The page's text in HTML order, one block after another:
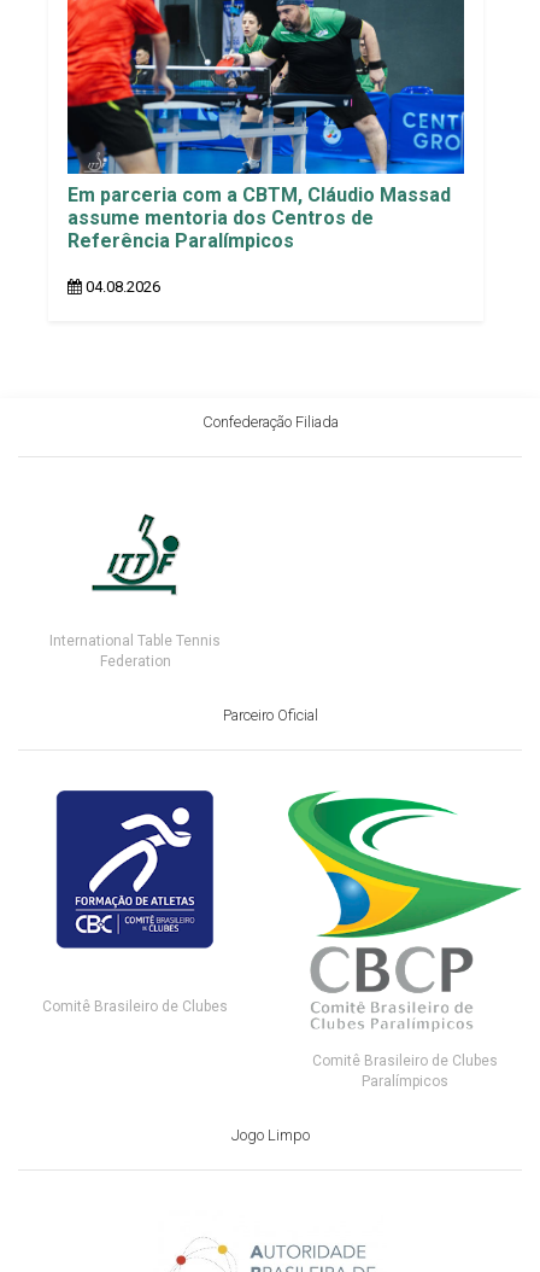
Em parceria com a CBTM, Cláudio Massad
assume mentoria dos Centros de
Referência Paralímpicos
04.08.2026
Confederação Filiada
International Table Tennis
Federation
Parceiro Oficial
Comitê Brasileiro de Clubes
Comitê Brasileiro de Clubes
Paralímpicos
Jogo Limpo